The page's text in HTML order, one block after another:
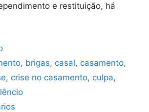
e restituição, há
, brigas, casal, casamento,
, crise no casamento, culpa,